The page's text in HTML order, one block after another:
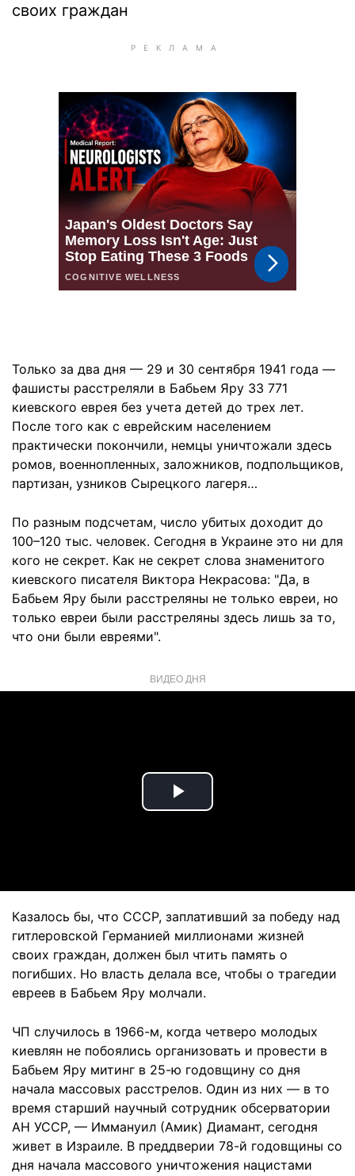
своих граждан
Только за два дня — 29 и 30 сентября 1941 года —
фашисты расстреляли в Бабьем Яру 33 771
киевского еврея без учета детей до трех лет.
После того как с еврейским населением
практически покончили, немцы уничтожали здесь
ромов, военнопленных, заложников, подпольщиков,
партизан, узников Сырецкого лагеря…
По разным подсчетам, число убитых доходит до
100–120 тыс. человек. Сегодня в Украине это ни для
кого не секрет. Как не секрет слова знаменитого
киевского писателя Виктора Некрасова: "Да, в
Бабьем Яру были расстреляны не только евреи, но
только евреи были расстреляны здесь лишь за то,
что они были евреями".
ВИДЕО ДНЯ
Play
Казалось бы, что СССР, заплативший за победу над
гитлеровской Германией миллионами жизней
своих граждан, должен был чтить память о
погибших. Но власть делала все, чтобы о трагедии
евреев в Бабьем Яру молчали.
ЧП случилось в 1966-м, когда четверо молодых
киевлян не побоялись организовать и провести в
Бабьем Яру митинг в 25-ю годовщину со дня
начала массовых расстрелов. Один из них — в то
время старший научный сотрудник обсерватории
АН УССР, — Иммануил (Амик) Диамант, сегодня
живет в Израиле. В преддверии 78-й годовщины со
дня начала массового уничтожения нацистами